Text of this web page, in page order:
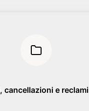
cancellazioni e reclami